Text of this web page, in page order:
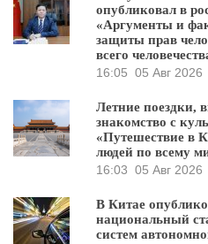
опубликовал в
«Аргументы и
защиты прав
всего
16:05 05 Авг 2026
Летние поездки,
знакомство с
«Путешествие в
людей по всему
16:03 05 Авг 2026
В Китае
национальный
систем